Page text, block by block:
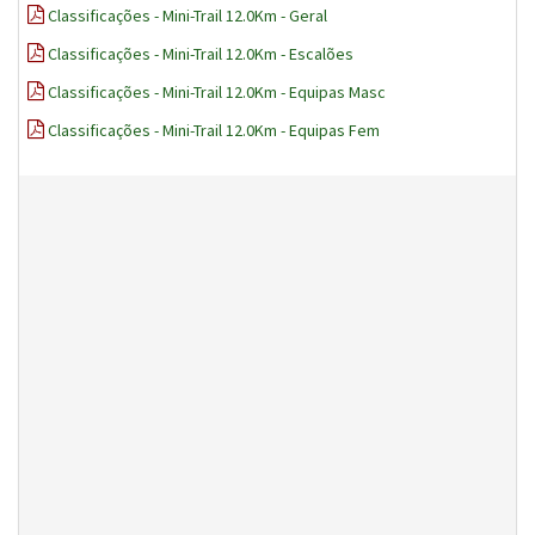
Classificações - Mini-Trail 12.0Km - Geral
Classificações - Mini-Trail 12.0Km - Escalões
Classificações - Mini-Trail 12.0Km - Equipas Masc
Classificações - Mini-Trail 12.0Km - Equipas Fem